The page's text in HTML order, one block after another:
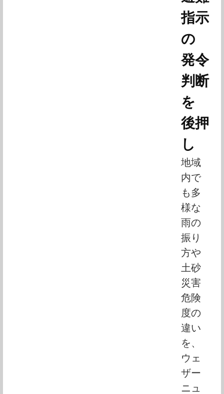
指示
の
発令
判断
を
後押
し
地域
内で
も多
様な
雨の
振り
方や
土砂
災害
危険
度の
違い
を、
ウェ
ザー
ニュ